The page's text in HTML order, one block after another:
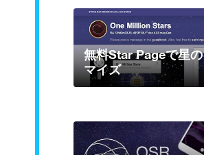
無料Star Pageで星
マイズ